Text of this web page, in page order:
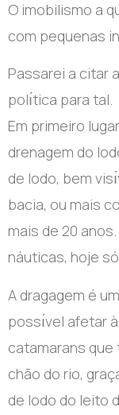
O imobilismo a
com pequenas
Passarei a citar
polı́tica para tal.
Em primeiro
drenagem do
de lodo, bem
bacia, ou mais
mais de 20
náuticas, hoje
A dragagem é
possı́vel afetar
catamarans
chão do rio,
de lodo do leito